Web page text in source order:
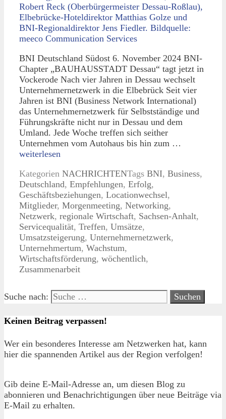
BNI Deutschland Südost 6. November 2024 BNI-
Chapter „BAUHAUSSTADT Dessau“ tagt jetzt in
Vockerode Nach vier Jahren in Dessau wechselt
Unternehmernetzwerk in die Elbebrück Seit vier
Jahren ist BNI (Business Network International)
das Unternehmernetzwerk für Selbstständige und
Führungskräfte nicht nur in Dessau und dem
Umland. Jede Woche treffen sich seither
Unternehmen vom Autohaus bis hin zum …
weiterlesen
Kategorien NACHRICHTENTags BNI, Business,
Deutschland, Empfehlungen, Erfolg,
Geschäftsbeziehungen, Locationwechsel,
Mitglieder, Morgenmeeting, Networking,
Netzwerk, regionale Wirtschaft, Sachsen-Anhalt,
Servicequalität, Treffen, Umsätze,
Umsatzsteigerung, Unternehmernetzwerk,
Unternehmertum, Wachstum,
Wirtschaftsförderung, wöchentlich,
Zusammenarbeit
Suche nach:
Keinen Beitrag verpassen!
Wer ein besonderes Interesse am Netzwerken hat, kann
hier die spannenden Artikel aus der Region verfolgen!
Gib deine E-Mail-Adresse an, um diesen Blog zu
abonnieren und Benachrichtigungen über neue Beiträge via
E-Mail zu erhalten.